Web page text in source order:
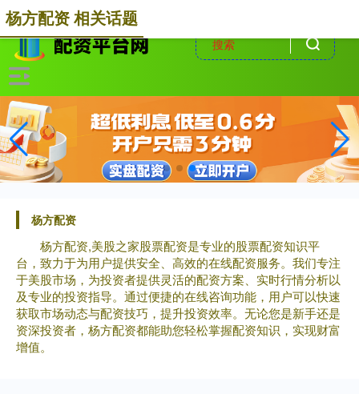
-->
杨方配资
杨方配资,美股之家股票配资是专业的股票配资知识平
台，致力于为用户提供安全、高效的在线配资服务。我们专注
于美股市场，为投资者提供灵活的配资方案、实时行情分析以
及专业的投资指导。通过便捷的在线咨询功能，用户可以快速
获取市场动态与配资技巧，提升投资效率。无论您是新手还是
资深投资者，杨方配资都能助您轻松掌握配资知识，实现财富
增值。
杨方配资 相关话题